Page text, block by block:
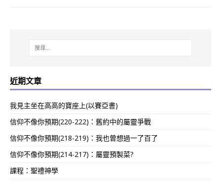
近期文章
我見主坐在高高的寶座上(以賽亞書)
信仰不像你預期(220-222)：舊約中的屬靈爭戰
信仰不像你預期(218-219)：我也曾想過一了百了
信仰不像你預期(214-217)：屬靈預製菜?
課程：聖禮神學